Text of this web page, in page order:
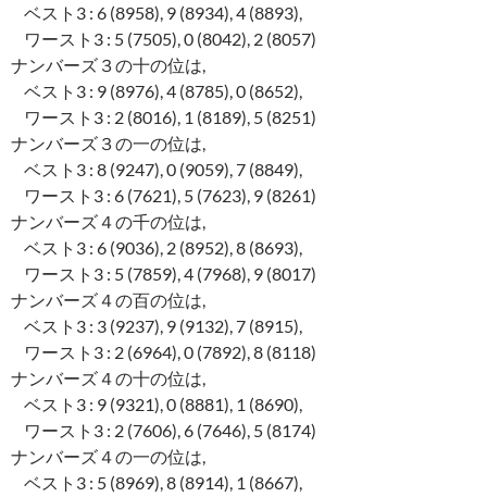
ベスト3 : 6 (8958), 9 (8934), 4 (8893),
ワースト3 : 5 (7505), 0 (8042), 2 (8057)
ナンバーズ３の十の位は,
ベスト3 : 9 (8976), 4 (8785), 0 (8652),
ワースト3 : 2 (8016), 1 (8189), 5 (8251)
ナンバーズ３の一の位は,
ベスト3 : 8 (9247), 0 (9059), 7 (8849),
ワースト3 : 6 (7621), 5 (7623), 9 (8261)
ナンバーズ４の千の位は,
ベスト3 : 6 (9036), 2 (8952), 8 (8693),
ワースト3 : 5 (7859), 4 (7968), 9 (8017)
ナンバーズ４の百の位は,
ベスト3 : 3 (9237), 9 (9132), 7 (8915),
ワースト3 : 2 (6964), 0 (7892), 8 (8118)
ナンバーズ４の十の位は,
ベスト3 : 9 (9321), 0 (8881), 1 (8690),
ワースト3 : 2 (7606), 6 (7646), 5 (8174)
ナンバーズ４の一の位は,
ベスト3 : 5 (8969), 8 (8914), 1 (8667),